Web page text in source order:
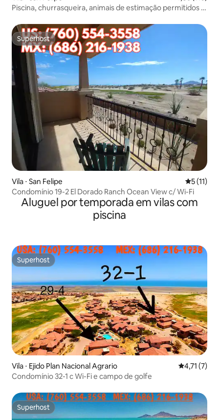
Piscina, churrasqueira, animais de estimação permitidos -
Superhost
Superhost
Vila ⋅ San Felipe 5 de uma
5 (11)
Condomínio 19-2 El Dorado Ranch Ocean View c/ Wi-Fi
Aluguel por temporada em vilas com
piscina
Superhost
Superhost
Vila ⋅ Ejido Plan Nacional Agrario 4,71 de
4,71 (7)
Condomínio 32-1 c Wi-Fi e campo de golfe
Superhost
Superhost